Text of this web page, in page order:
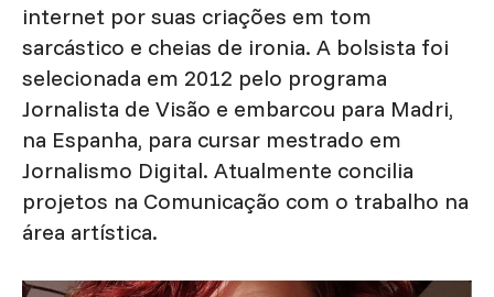
internet por suas criações em tom
sarcástico e cheias de ironia. A bolsista foi
selecionada em 2012 pelo programa
Jornalista de Visão e embarcou para Madri,
na Espanha, para cursar mestrado em
Jornalismo Digital. Atualmente concilia
projetos na Comunicação com o trabalho na
área artística.